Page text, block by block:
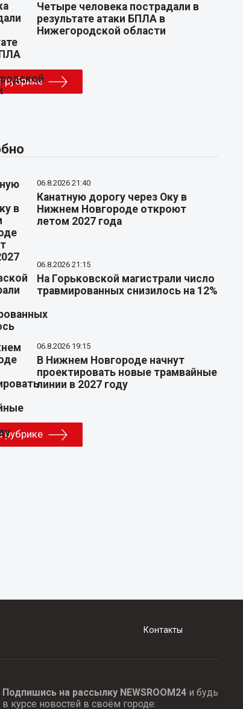
Четыре человека пострадали в
результате атаки БПЛА в
Нижегородской области
рубрике
06.8.2026 21:40
Канатную дорогу через Оку в
Нижнем Новгороде откроют
летом 2027 года
06.8.2026 21:15
На Горьковской магистрали число
травмированных снизилось на 12%
06.8.2026 19:15
В Нижнем Новгороде начнут
проектировать новые трамвайные
линии в 2027 году
рубрике
Контакты
Подпишись на рассылку NEWSROOM24и будь
в курсе новостей в своём городе: